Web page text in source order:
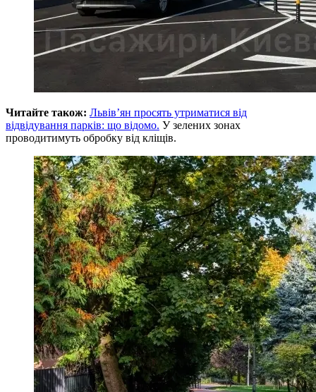
Читайте також: Львів’ян просять утриматися від
відвідування парків: що відомо. У зелених зонах
проводитимуть обробку від кліщів.